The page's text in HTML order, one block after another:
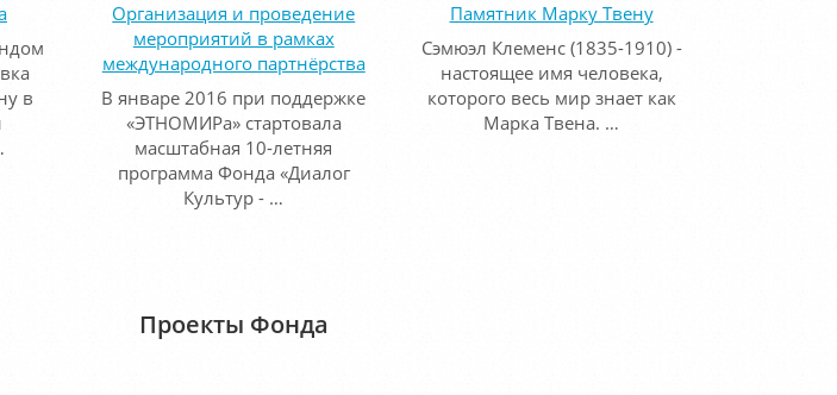
в
Организация и проведение
мероприятий в рамках
международного партнёрства
В январе 2016 при поддержке
«ЭТНОМИРа» стартовала
масштабная 10-летняя
программа Фонда «Диалог
Культур - …
Памятник Марку Твену
Сэмюэл Клеменс (1835-1910) -
настоящее имя человека,
которого весь мир знает как
Марка Твена. …
Проекты Фонда